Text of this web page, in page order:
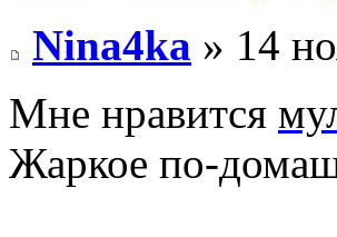
Nina4ka » 14
Мне нравится
Жаркое по-